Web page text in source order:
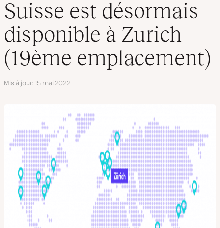
Suisse est désormais
disponible à Zurich
(19ème emplacement)
Mis à jour 15 mai 2022